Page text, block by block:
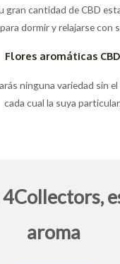
gran cantidad de CBD
dormir y relajarse con
Flores aromáticas CBD
ninguna variedad sin el
cada cual la suya particular.
aroma